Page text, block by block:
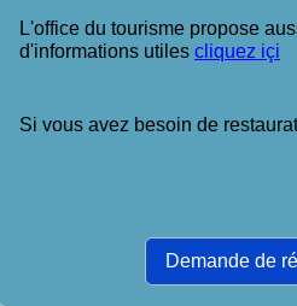
L'office du tourisme propose
d'informations utiles cliquez içi
Si vous avez besoin de
Demande de